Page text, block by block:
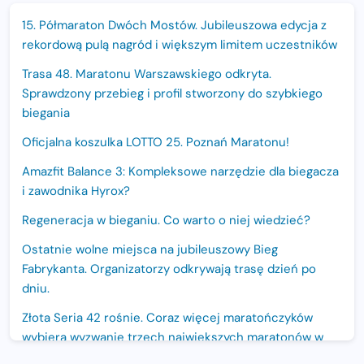
15. Półmaraton Dwóch Mostów. Jubileuszowa edycja z
rekordową pulą nagród i większym limitem uczestników
Trasa 48. Maratonu Warszawskiego odkryta.
Sprawdzony przebieg i profil stworzony do szybkiego
biegania
Oficjalna koszulka LOTTO 25. Poznań Maratonu!
Amazfit Balance 3: Kompleksowe narzędzie dla biegacza
i zawodnika Hyrox?
Regeneracja w bieganiu. Co warto o niej wiedzieć?
Ostatnie wolne miejsca na jubileuszowy Bieg
Fabrykanta. Organizatorzy odkrywają trasę dzień po
dniu.
Złota Seria 42 rośnie. Coraz więcej maratończyków
wybiera wyzwanie trzech największych maratonów w